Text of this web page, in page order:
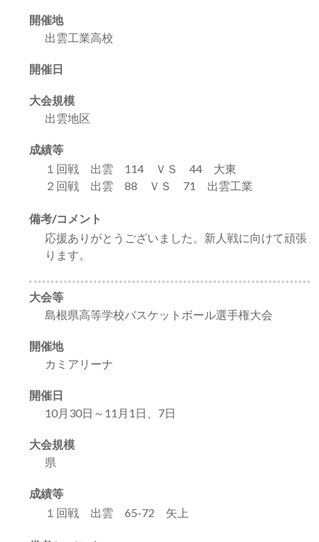
開催地
出雲工業高校
開催日
大会規模
出雲地区
成績等
１回戦 出雲 114 ＶＳ 44 大東
２回戦 出雲 88 ＶＳ 71 出雲工業
備考/コメント
応援ありがとうございました。新人戦に向けて頑張
ります。
大会等
島根県高等学校バスケットボール選手権大会
開催地
カミアリーナ
開催日
10月30日～11月1日、7日
大会規模
県
成績等
１回戦 出雲 65-72 矢上